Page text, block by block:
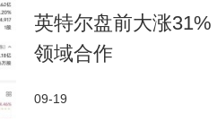
英特尔盘前大涨
领域合作
09-19